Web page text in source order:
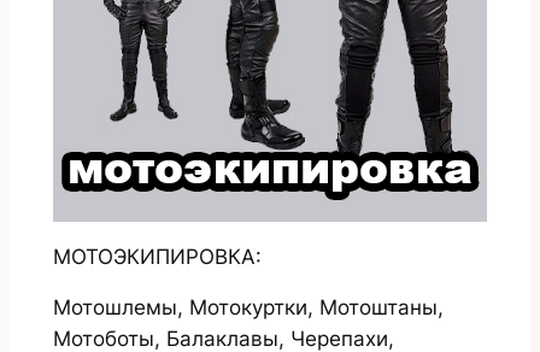
МОТОЭКИПИРОВКА:
Мотошлемы, Мотокуртки, Мотоштаны,
Мотоботы, Балаклавы, Черепахи,